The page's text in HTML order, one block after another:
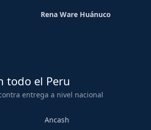
Rena Ware Huánuco
todo el Peru
entrega a nivel nacional
Ancash